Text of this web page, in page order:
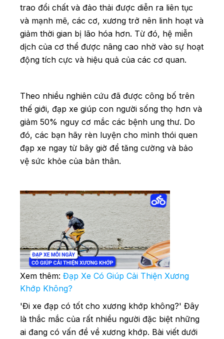
trao đổi chất và đảo thải được diễn ra liên tục
và mạnh mẽ, các cơ, xương trở nên linh hoạt và
giảm thời gian bị lão hóa hơn. Từ đó, hệ miễn
dịch của cơ thể được nâng cao nhờ vào sự hoạt
động tích cực và hiệu quả của các cơ quan.
Theo nhiều nghiên cứu đã được công bố trên
thế giới, đạp xe giúp con người sống thọ hơn và
giảm 50% nguy cơ mắc các bệnh ung thư. Do
đó, các bạn hãy rèn luyện cho mình thói quen
đạp xe ngay từ bây giờ để tăng cường và bảo
vệ sức khỏe của bản thân.
Xem thêm: Đạp Xe Có Giúp Cải Thiện Xương
Khớp Không?
'Đi xe đạp có tốt cho xương khớp không?' Đây
là thắc mắc của rất nhiều người đặc biệt những
ai đang có vấn đề về xương khớp. Bài viết dưới